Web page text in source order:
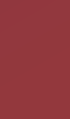
sur le
le répertoire
un